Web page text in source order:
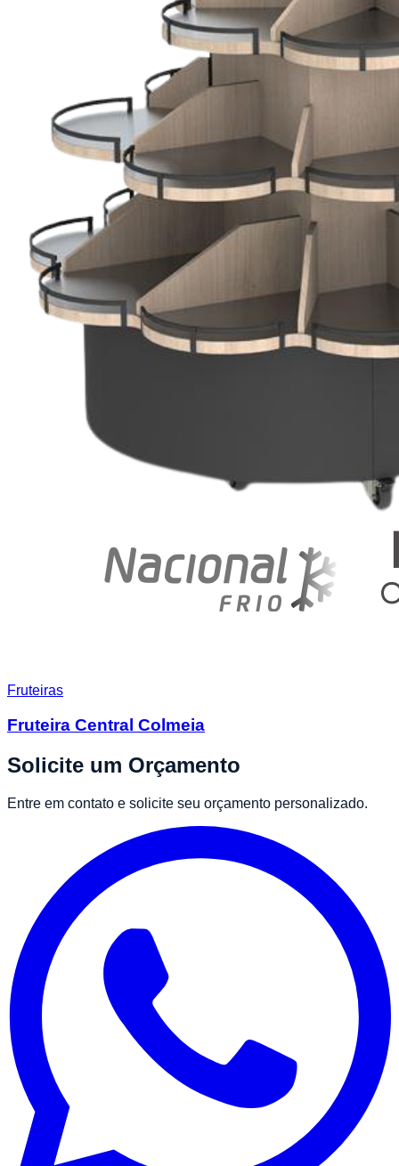
Fruteiras
Fruteira Central Colmeia
Solicite um Orçamento
Entre em contato e solicite seu orçamento personalizado.